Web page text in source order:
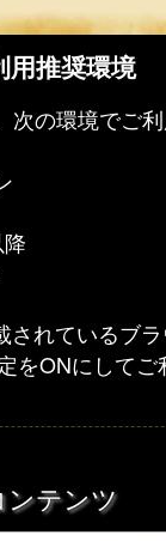
用推奨環境
次の環境でご利
れているブラ
をONにしてご
ンテンツ